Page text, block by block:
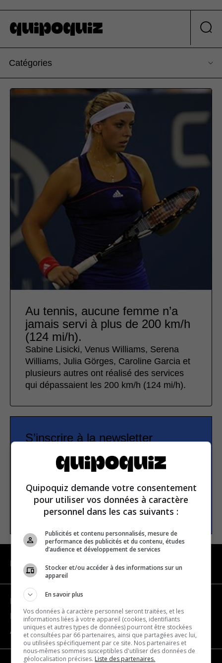
Catégories
Au tennis, aucune femme n’a
jamais servi à plus de 200 km/h
(124 mi/h).
Sabine Lisicki, Venus Williams, Serena
Williams, Julia Görges, Caroline Garcia et
plusieurs autres ont réalisé des services
qui dépassaient les 200 km/h (124 mi/h).
S’inscrire à la newsletter
E-mail
S’INSCRIRE
NAVIGATION
Devenir partenaire
Nous joindre
À propos
Quipoquiz demande votre consentement
pour utiliser vos données à caractère
personnel dans les cas suivants :
Publicités et contenu personnalisés, mesure de
performance des publicités et du contenu, études
d’audience et développement de services
Stocker et/ou accéder à des informations sur un
appareil
En savoir plus
Vos données à caractère personnel seront traitées, et les
informations liées à votre appareil (cookies, identifiants
uniques et autres types de données) pourront être stockées
et consultées par 66 partenaires, ainsi que partagées avec lui,
ou utilisées spécifiquement par ce site. Nos partenaires et
nous-mêmes sommes susceptibles d'utiliser des données de
géolocalisation précises. Liste des partenaires.